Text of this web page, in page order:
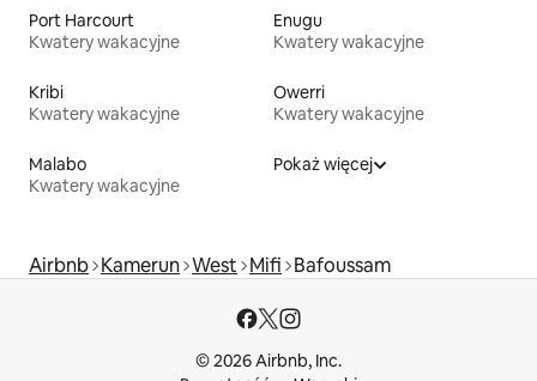
Port Harcourt
Kwatery wakacyjne
Enugu
Kwatery wakacyjne
Kribi
Kwatery wakacyjne
Owerri
Kwatery wakacyjne
Malabo
Kwatery wakacyjne
Pokaż więcej
Airbnb Kamerun West Mifi Bafoussam
© 2026 Airbnb, Inc.